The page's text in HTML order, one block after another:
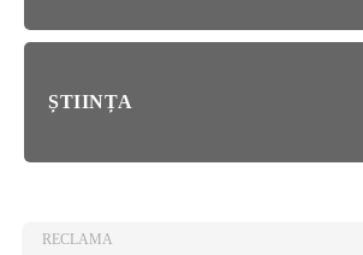
ȘTIINȚA
RECLAMA